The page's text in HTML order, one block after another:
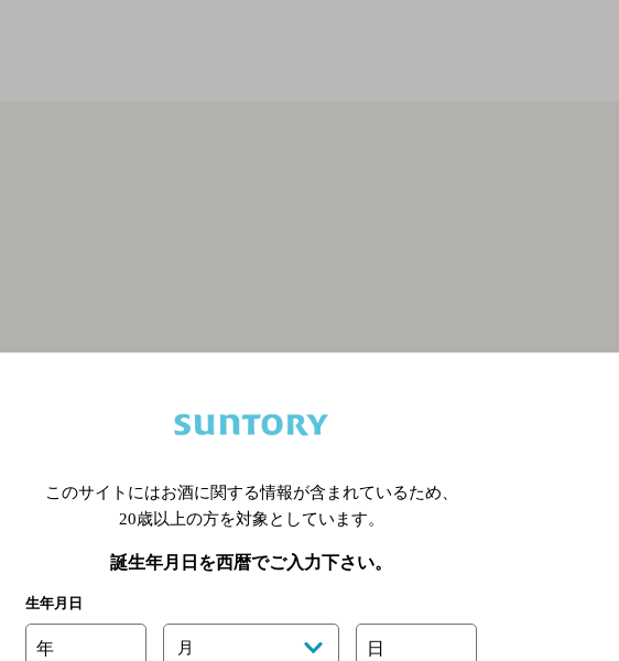
関連ページ
このサイトにはお酒に関する情報が含まれているため、
20歳以上の方を対象としています。
誕生年月日を西暦でご入力下さい。
生年月日
年 月 日